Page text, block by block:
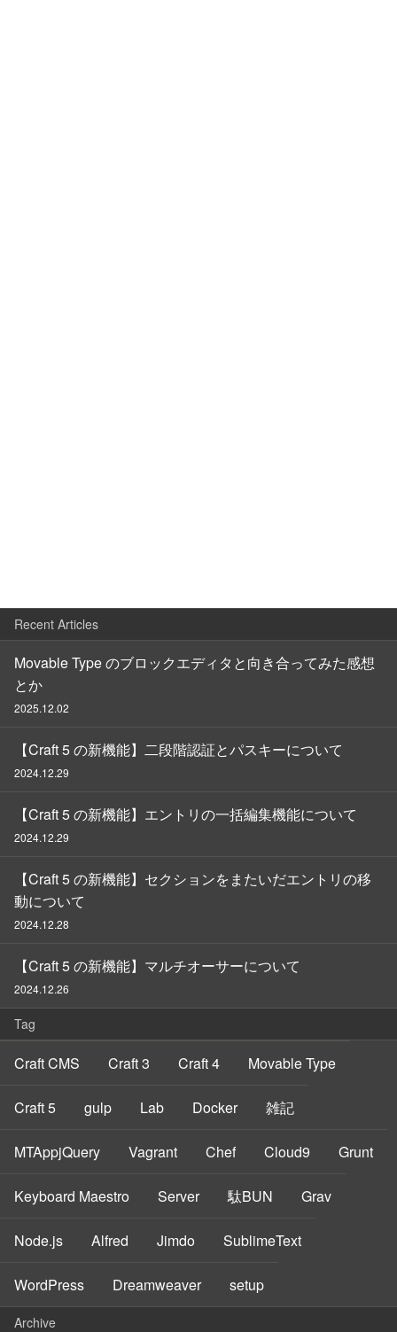
Recent Articles
Movable Type のブロックエディタと向き合ってみた感想
とか
2025.12.02
【Craft 5 の新機能】二段階認証とパスキーについて
2024.12.29
【Craft 5 の新機能】エントリの一括編集機能について
2024.12.29
【Craft 5 の新機能】セクションをまたいだエントリの移
動について
2024.12.28
【Craft 5 の新機能】マルチオーサーについて
2024.12.26
Tag
Craft CMS Craft 3 Craft 4 Movable Type
Craft 5 gulp Lab Docker 雑記
MTAppjQuery Vagrant Chef Cloud9 Grunt
Keyboard Maestro Server 駄BUN Grav
Node.js Alfred Jimdo SublimeText
WordPress Dreamweaver setup
Archive